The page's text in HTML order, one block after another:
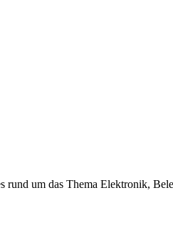
rund um das Thema Elektronik,